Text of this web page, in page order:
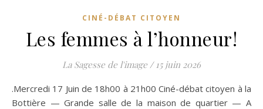
CINÉ-DÉBAT CITOYEN
Les femmes à l’honneur!
La Sagesse de l'image / 15 juin 2026
.Mercredi 17 Juin de 18h00 à 21h00 Ciné-débat citoyen à la
Bottière — Grande salle de la maison de quartier — A